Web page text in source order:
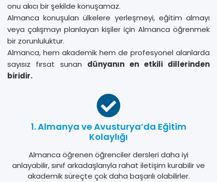
onu akıcı bir şekilde konuşamaz.
Almanca konuşulan ülkelere yerleşmeyi, eğitim almayı
veya çalışmayı planlayan kişiler için Almanca öğrenmek
bir zorunluluktur.
Almanca, hem akademik hem de profesyonel alanlarda
sayısız fırsat sunan dünyanın en etkili dillerinden
biridir.
1. Almanya ve Avusturya’da Eğitim
Kolaylığı
Almanca öğrenen öğrenciler dersleri daha iyi
anlayabilir, sınıf arkadaşlarıyla rahat iletişim kurabilir ve
akademik süreçte çok daha başarılı olabilirler.